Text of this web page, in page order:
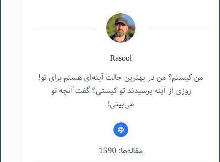
Rasool
من کیستم؟ من در بهترین حالت آینه‌ای هستم برای تو!
روزی از آینه پرسیدند تو کیستی؟ گفت آنچه تو
می‌بینی!
مقاله‌ها: 1590